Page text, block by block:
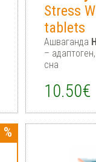
Stress
tablets
Ашваганда
–
сна
10.50€